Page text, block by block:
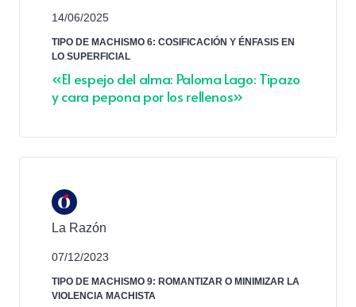
14/06/2025
TIPO DE MACHISMO 6: COSIFICACIÓN Y ÉNFASIS EN
LO SUPERFICIAL
«El espejo del alma: Paloma Lago: Tipazo
y cara pepona por los rellenos»
La Razón
07/12/2023
TIPO DE MACHISMO 9: ROMANTIZAR O MINIMIZAR LA
VIOLENCIA MACHISTA